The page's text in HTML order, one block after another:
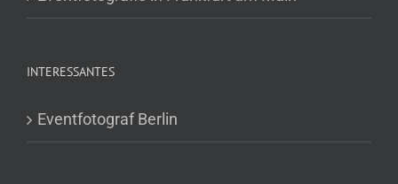
INTERESSANTES
Eventfotograf Berlin